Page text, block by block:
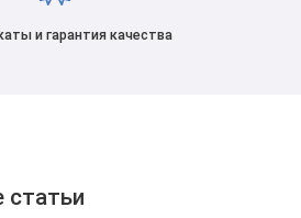
и гарантия качества